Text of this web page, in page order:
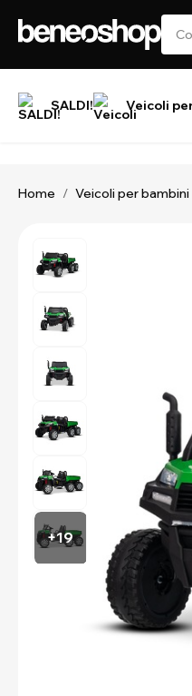
SALDI! Veicoli
Home / Veicoli per bambini
+19